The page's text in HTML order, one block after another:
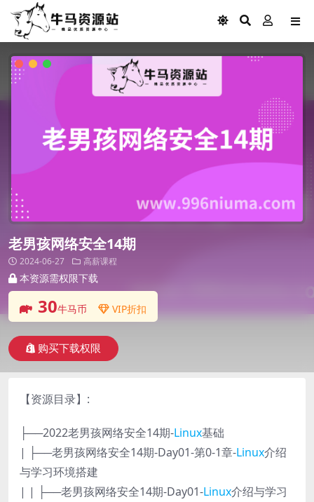
老男孩网络安全14期
2024-06-27 高薪课程
本资源需权限下载
30牛马币 VIP折扣
购买下载权限
【资源目录】:
├──2022老男孩网络安全14期-Linux基础
| ├──老男孩网络安全14期-Day01-第0-1章-Linux介绍
与学习环境搭建
| | ├──老男孩网络安全14期-Day01-Linux介绍与学习